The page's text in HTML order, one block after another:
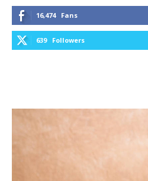
16,474 Fans
639 Followers